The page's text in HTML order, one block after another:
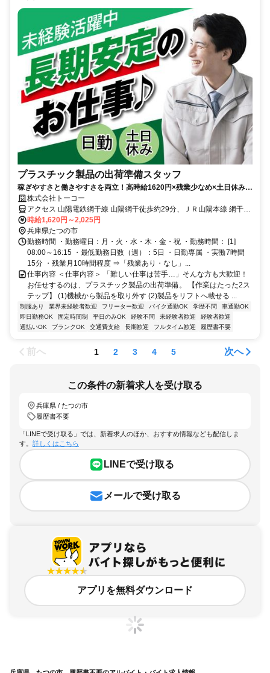
プラスチック製品の出荷準備スタッフ
稼ぎやすさと働きやすさを両立！高時給1620円×残業少なめ×土日休みの
好環境。未経験から始めやすいシンプル作業◎リフト有資格者も歓迎！
株式会社トーコー
アクセス 山陽電鉄網干線 山陽網干徒歩約29分、ＪＲ山陽本線 網干南
口徒歩約65分 山陽電鉄「山陽網干」駅より車6分 ※車＆バイク通勤
OK
時給1,620円～2,025円
兵庫県たつの市
勤務時間 ・勤務曜日：月・火・水・木・金・祝 ・勤務時間： [1]
08:00～16:15 ・最低勤務日数（週）：5日 ・日勤専属 ・実働7時間
15分 ・残業月10時間程度 ⇒「残業あり・なし」...
仕事内容 ＜仕事内容＞ 「難しい仕事は苦手…」そんな方も大歓迎！
お任せするのは、プラスチック製品の出荷準備。 【作業はたった2ス
テップ】 (1)機械から製品を取り外す (2)製品をリフトへ載せる ...
制服あり 業界未経験者歓迎 フリーター歓迎 バイク通勤OK 学歴不問
車通勤OK
即日勤務OK
固定時間制 平日のみOK 経験不問 未経験者歓迎
経験者歓迎
週払いOK
ブランクOK 交通費支給 長期歓迎 フルタイム歓迎 履歴書不要
前へ 1 2 3 4 5 次へ
この条件の新着求人を受け取る
兵庫県 / たつの市
履歴書不要
「LINEで受け取る」では、新着求人のほか、おすすめ情報なども配信しま
す。 詳しくはこちら
LINEで受け取る
メールで受け取る
アプリを無料ダウンロード